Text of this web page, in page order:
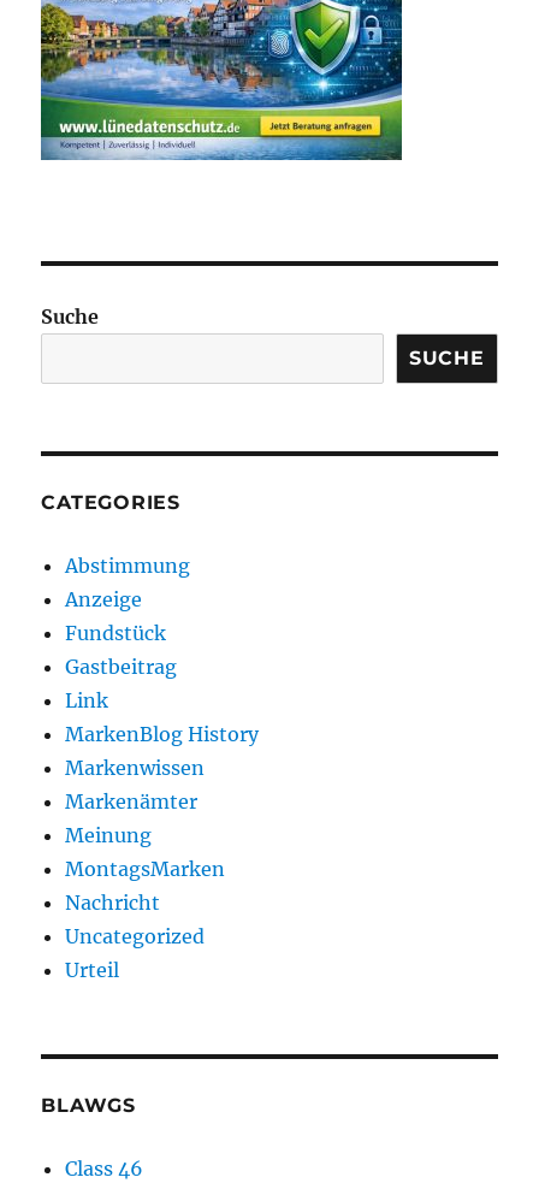
Suche
SUCHE
CATEGORIES
Abstimmung
Anzeige
Fundstück
Gastbeitrag
Link
MarkenBlog History
Markenwissen
Markenämter
Meinung
MontagsMarken
Nachricht
Uncategorized
Urteil
BLAWGS
Class 46